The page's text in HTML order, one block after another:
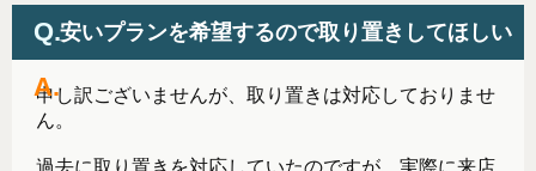
安いプランを希望するので取り置きしてほしい
申し訳ございませんが、取り置きは対応しておりませ
ん。
過去に取り置きを対応していたのですが、実際に来店